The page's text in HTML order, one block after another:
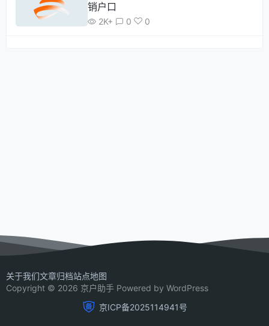
销户口
2K+ 0 0
关于我们文章归档站点地图
Copyright © 2026 京户助手 Powered by WordPress
京ICP备2025114941号